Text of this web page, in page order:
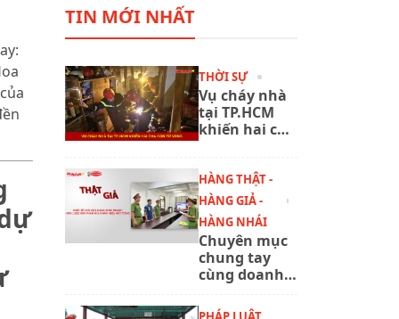
TIN MỚI NHẤT
THỜI SỰ
Vụ cháy nhà
tại TP.HCM
khiến hai cha
HÀNG THẬT -
HÀNG GIẢ -
HÀNG NHÁI
Chuyên mục
chung tay
cùng doanh
phòng chống